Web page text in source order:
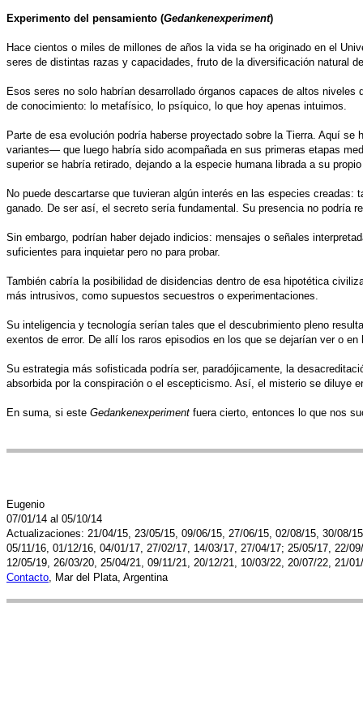
Experimento del pensamiento (Gedankenexperiment)
Hace cientos o miles de millones de años la vida se ha originado en el
seres de distintas razas y capacidades, fruto de la diversificación natural
Esos seres no solo habrían desarrollado órganos capaces de altos
de conocimiento: lo metafísico, lo psíquico, lo que hoy apenas intuimos.
Parte de esa evolución podría haberse proyectado sobre la Tierra. Aquí
variantes— que luego habría sido acompañada en sus primeras etapas
superior se habría retirado, dejando a la especie humana librada a su
No puede descartarse que tuvieran algún interés en las especies
ganado. De ser así, el secreto sería fundamental. Su presencia no podría
Sin embargo, podrían haber dejado indicios: mensajes o señales
suficientes para inquietar pero no para probar.
También cabría la posibilidad de disidencias dentro de esa hipotética
más intrusivos, como supuestos secuestros o experimentaciones.
Su inteligencia y tecnología serían tales que el descubrimiento pleno
exentos de error. De allí los raros episodios en los que se dejarían ver o en
Su estrategia más sofisticada podría ser, paradójicamente, la
absorbida por la conspiración o el escepticismo. Así, el misterio se diluye
En suma, si este Gedankenexperiment fuera cierto, entonces lo que nos
Eugenio
07/01/14 al 05/10/14
Actualizaciones: 21/04/15, 23/05/15, 09/06/15, 27/06/15, 02/08/15, 30/08/
05/11/16, 01/12/16, 04/01/17, 27/02/17, 14/03/17, 27/04/17; 25/05/17, 22/
12/05/19, 26/03/20, 25/04/21, 09/11/21, 20/12/21, 10/03/22, 20/07/22, 21/
Contacto, Mar del Plata, Argentina